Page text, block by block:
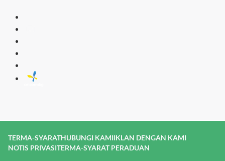
TERMA-SYARATHUBUNGI KAMIIKLAN DENGAN KAMI
NOTIS PRIVASITERMA-SYARAT PERADUAN